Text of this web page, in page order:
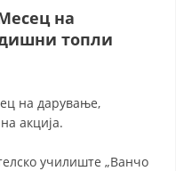
ТЕЛА
на
топли
на дарување,
акција.
училиште „Ванчо